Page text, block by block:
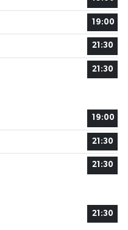
19:00
21:30
21:30
19:00
21:30
21:30
21:30